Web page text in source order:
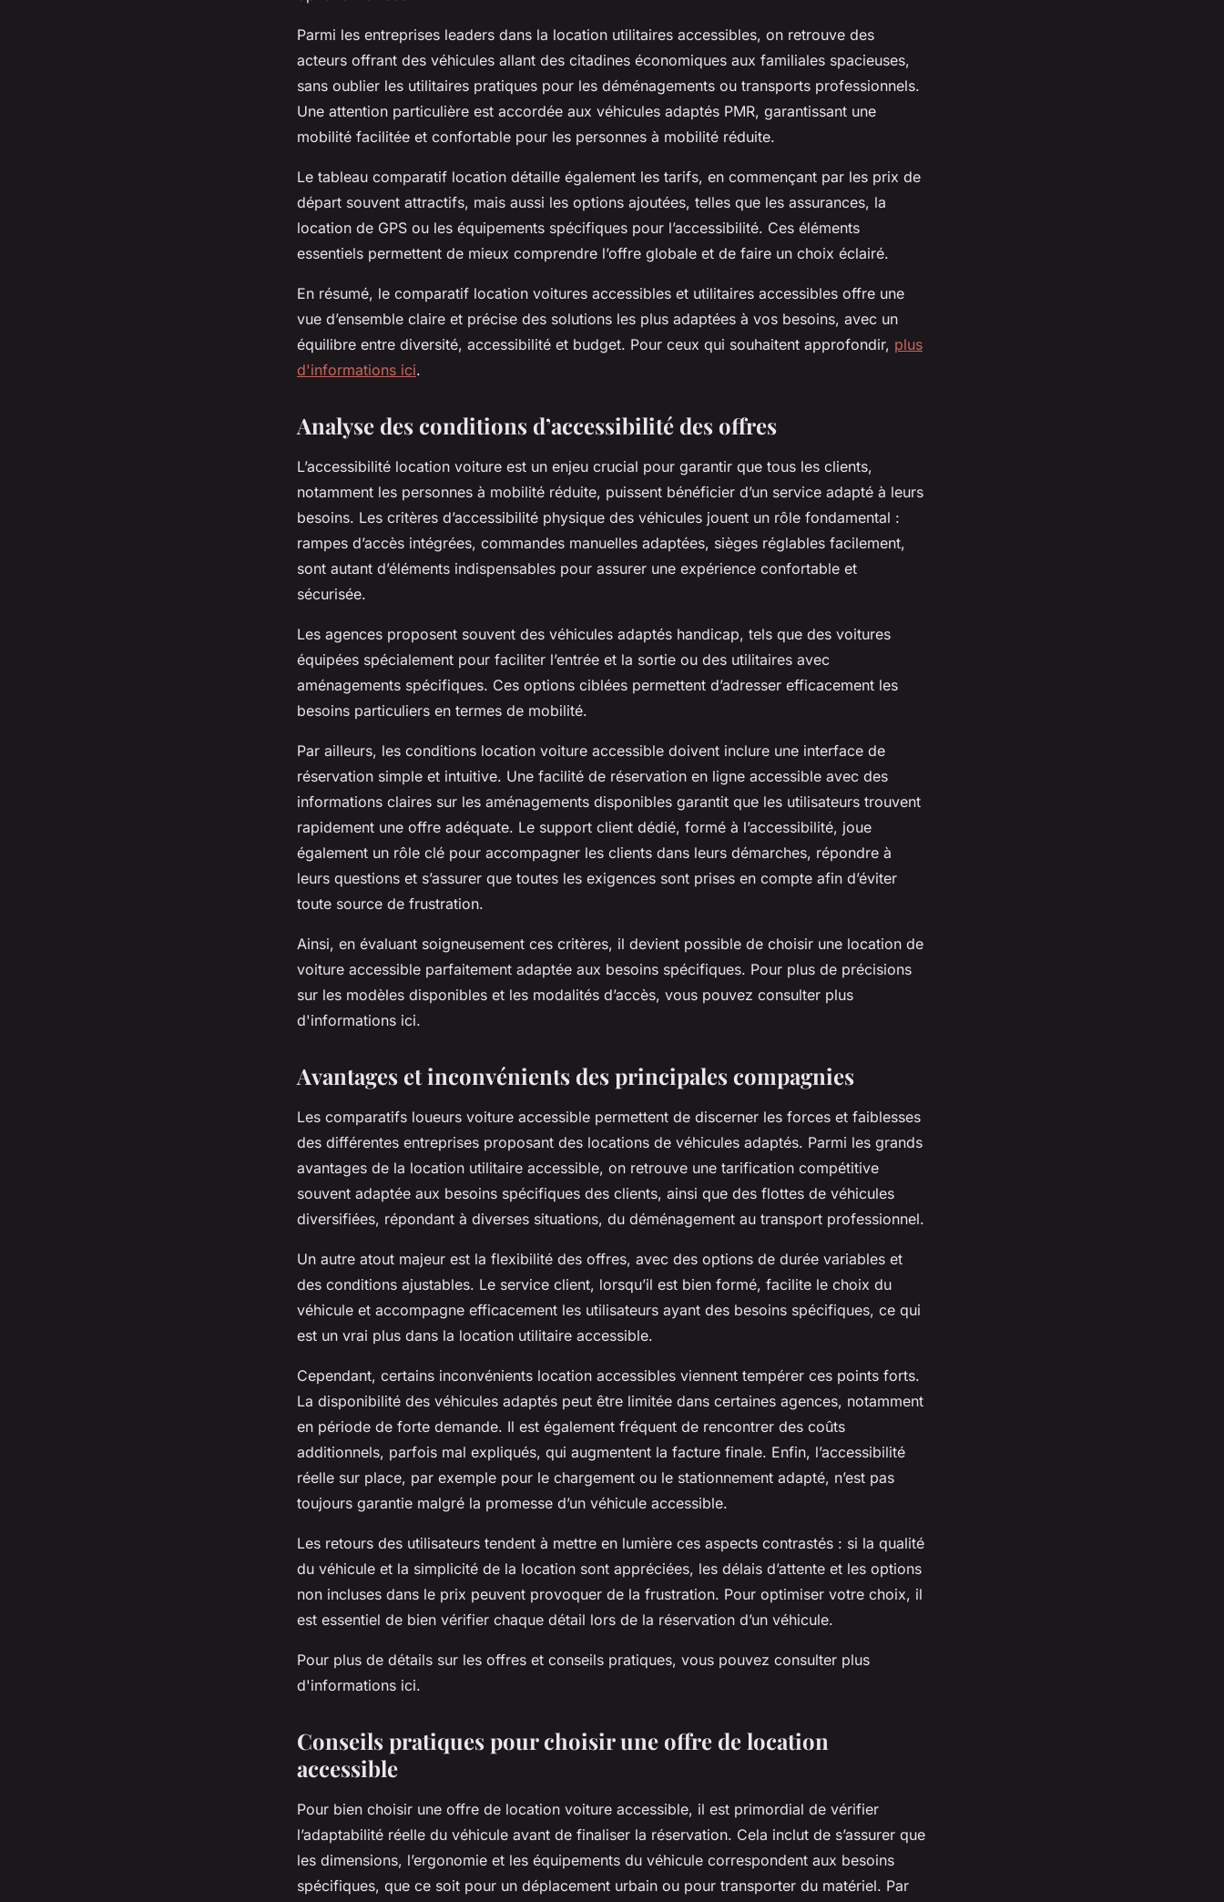
Parmi les entreprises leaders dans la location utilitaires accessibles, on retrouve des
acteurs offrant des véhicules allant des citadines économiques aux familiales spacieuses,
sans oublier les utilitaires pratiques pour les déménagements ou transports professionnels.
Une attention particulière est accordée aux véhicules adaptés PMR, garantissant une
mobilité facilitée et confortable pour les personnes à mobilité réduite.
Le tableau comparatif location détaille également les tarifs, en commençant par les prix de
départ souvent attractifs, mais aussi les options ajoutées, telles que les assurances, la
location de GPS ou les équipements spécifiques pour l’accessibilité. Ces éléments
essentiels permettent de mieux comprendre l’offre globale et de faire un choix éclairé.
En résumé, le comparatif location voitures accessibles et utilitaires accessibles offre une
vue d’ensemble claire et précise des solutions les plus adaptées à vos besoins, avec un
équilibre entre diversité, accessibilité et budget. Pour ceux qui souhaitent approfondir, plus
d'informations ici.
Analyse des conditions d’accessibilité des offres
L’accessibilité location voiture est un enjeu crucial pour garantir que tous les clients,
notamment les personnes à mobilité réduite, puissent bénéficier d’un service adapté à leurs
besoins. Les critères d’accessibilité physique des véhicules jouent un rôle fondamental :
rampes d’accès intégrées, commandes manuelles adaptées, sièges réglables facilement,
sont autant d’éléments indispensables pour assurer une expérience confortable et
sécurisée.
Les agences proposent souvent des véhicules adaptés handicap, tels que des voitures
équipées spécialement pour faciliter l’entrée et la sortie ou des utilitaires avec
aménagements spécifiques. Ces options ciblées permettent d’adresser efficacement les
besoins particuliers en termes de mobilité.
Par ailleurs, les conditions location voiture accessible doivent inclure une interface de
réservation simple et intuitive. Une facilité de réservation en ligne accessible avec des
informations claires sur les aménagements disponibles garantit que les utilisateurs trouvent
rapidement une offre adéquate. Le support client dédié, formé à l’accessibilité, joue
également un rôle clé pour accompagner les clients dans leurs démarches, répondre à
leurs questions et s’assurer que toutes les exigences sont prises en compte afin d’éviter
toute source de frustration.
Ainsi, en évaluant soigneusement ces critères, il devient possible de choisir une location de
voiture accessible parfaitement adaptée aux besoins spécifiques. Pour plus de précisions
sur les modèles disponibles et les modalités d’accès, vous pouvez consulter plus
d'informations ici.
Avantages et inconvénients des principales compagnies
Les comparatifs loueurs voiture accessible permettent de discerner les forces et faiblesses
des différentes entreprises proposant des locations de véhicules adaptés. Parmi les grands
avantages de la location utilitaire accessible, on retrouve une tarification compétitive
souvent adaptée aux besoins spécifiques des clients, ainsi que des flottes de véhicules
diversifiées, répondant à diverses situations, du déménagement au transport professionnel.
Un autre atout majeur est la flexibilité des offres, avec des options de durée variables et
des conditions ajustables. Le service client, lorsqu’il est bien formé, facilite le choix du
véhicule et accompagne efficacement les utilisateurs ayant des besoins spécifiques, ce qui
est un vrai plus dans la location utilitaire accessible.
Cependant, certains inconvénients location accessibles viennent tempérer ces points forts.
La disponibilité des véhicules adaptés peut être limitée dans certaines agences, notamment
en période de forte demande. Il est également fréquent de rencontrer des coûts
additionnels, parfois mal expliqués, qui augmentent la facture finale. Enfin, l’accessibilité
réelle sur place, par exemple pour le chargement ou le stationnement adapté, n’est pas
toujours garantie malgré la promesse d’un véhicule accessible.
Les retours des utilisateurs tendent à mettre en lumière ces aspects contrastés : si la qualité
du véhicule et la simplicité de la location sont appréciées, les délais d’attente et les options
non incluses dans le prix peuvent provoquer de la frustration. Pour optimiser votre choix, il
est essentiel de bien vérifier chaque détail lors de la réservation d’un véhicule.
Pour plus de détails sur les offres et conseils pratiques, vous pouvez consulter plus
d'informations ici.
Conseils pratiques pour choisir une offre de location
accessible
Pour bien choisir une offre de location voiture accessible, il est primordial de vérifier
l’adaptabilité réelle du véhicule avant de finaliser la réservation. Cela inclut de s’assurer que
les dimensions, l’ergonomie et les équipements du véhicule correspondent aux besoins
spécifiques, que ce soit pour un déplacement urbain ou pour transporter du matériel. Par